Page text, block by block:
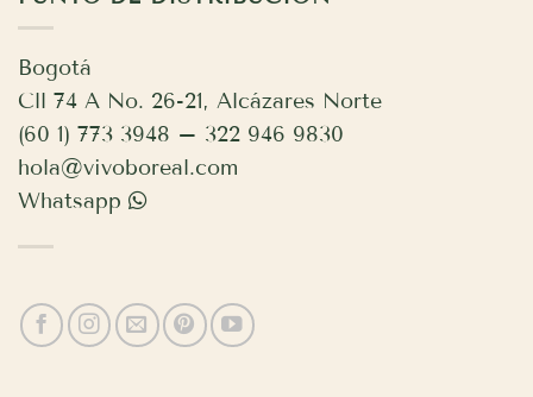
Bogotá
Cll 74 A No. 26-21, Alcázares Norte
(60 1) 773 3948 – 322 946 9830
hola@vivoboreal.com
Whatsapp